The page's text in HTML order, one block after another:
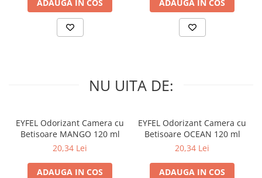
Experimentați puterea naturii și dezvăluie cel mai încrezător și
strălucitor zâmbet al tău cu XOC Purple Polishing Tooth Powder.
ADAUGA IN COS ADAUGA IN COS
NU UITA DE:
EYFEL Odorizant Camera cu
Betisoare MANGO 120 ml
20,34 Lei
ADAUGA IN COS
EYFEL Odorizant Camera cu
Betisoare OCEAN 120 ml
20,34 Lei
ADAUGA IN COS